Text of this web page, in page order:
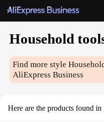
Household
Find more style
AliExpress Business
Here are the products found in